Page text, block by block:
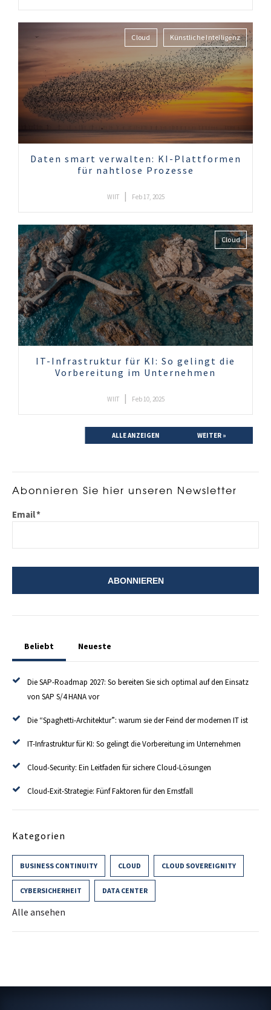
Cloud Künstliche Intelligenz
Daten smart verwalten: KI-Plattformen
für nahtlose Prozesse
WIIT | Feb 17, 2025
Cloud
IT-Infrastruktur für KI: So gelingt die
Vorbereitung im Unternehmen
WIIT | Feb 10, 2025
ALLE ANZEIGEN WEITER »
Abonnieren Sie hier unseren Newsletter
Email*
Beliebt Neueste
Die SAP-Roadmap 2027: So bereiten Sie sich optimal auf den Einsatz
von SAP S/4 HANA vor
Die “Spaghetti-Architektur”: warum sie der Feind der modernen IT ist
IT-Infrastruktur für KI: So gelingt die Vorbereitung im Unternehmen
Cloud-Security: Ein Leitfaden für sichere Cloud-Lösungen
Cloud-Exit-Strategie: Fünf Faktoren für den Ernstfall
Kategorien
BUSINESS CONTINUITY CLOUD CLOUD SOVEREIGNITY
CYBERSICHERHEIT DATA CENTER
Alle ansehen